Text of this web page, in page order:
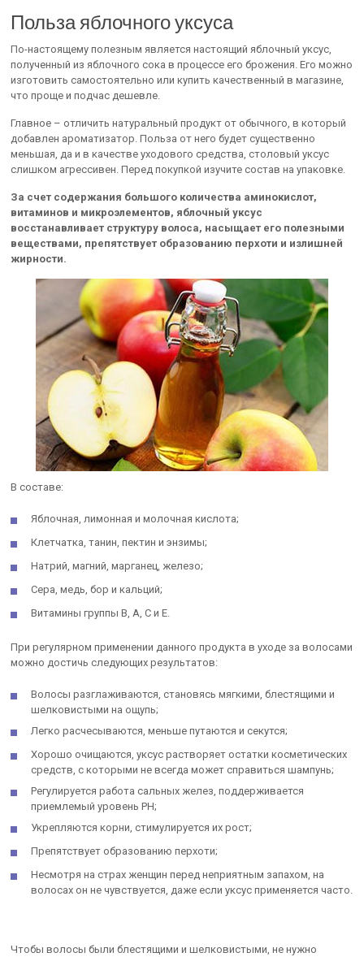
Польза яблочного уксуса
По-настоящему полезным является настоящий яблочный уксус,
полученный из яблочного сока в процессе его брожения. Его можно
изготовить самостоятельно или купить качественный в магазине,
что проще и подчас дешевле.
Главное – отличить натуральный продукт от обычного, в который
добавлен ароматизатор. Польза от него будет существенно
меньшая, да и в качестве уходового средства, столовый уксус
слишком агрессивен. Перед покупкой изучите состав на упаковке.
За счет содержания большого количества аминокислот,
витаминов и микроэлементов, яблочный уксус
восстанавливает структуру волоса, насыщает его полезными
веществами, препятствует образованию перхоти и излишней
жирности.
В составе:
Яблочная, лимонная и молочная кислота;
Клетчатка, танин, пектин и энзимы;
Натрий, магний, марганец, железо;
Сера, медь, бор и кальций;
Витамины группы B, А, С и Е.
При регулярном применении данного продукта в уходе за волосами
можно достичь следующих результатов:
Волосы разглаживаются, становясь мягкими, блестящими и
шелковистыми на ощупь;
Легко расчесываются, меньше путаются и секутся;
Хорошо очищаются, уксус растворяет остатки косметических
средств, с которыми не всегда может справиться шампунь;
Регулируется работа сальных желез, поддерживается
приемлемый уровень PH;
Укрепляются корни, стимулируется их рост;
Препятствует образованию перхоти;
Несмотря на страх женщин перед неприятным запахом, на
волосах он не чувствуется, даже если уксус применяется часто.
Чтобы волосы были блестящими и шелковистыми, не нужно